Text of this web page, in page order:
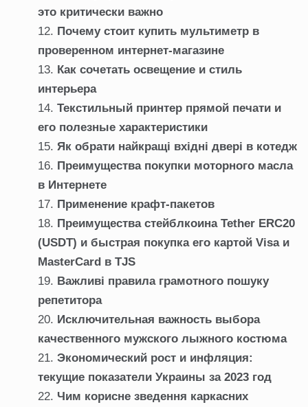
это критически важно
Почему стоит купить мультиметр в
проверенном интернет-магазине
Как сочетать освещение и стиль
интерьера
Текстильный принтер прямой печати и
его полезные характеристики
Як обрати найкращі вхідні двері в котедж
Преимущества покупки моторного масла
в Интернете
Применение крафт-пакетов
Преимущества стейблкоина Tether ERC20
(USDT) и быстрая покупка его картой Visa и
MasterCard в TJS
Важливі правила грамотного пошуку
репетитора
Исключительная важность выбора
качественного мужского лыжного костюма
Экономический рост и инфляция:
текущие показатели Украины за 2023 год
Чим корисне зведення каркасних